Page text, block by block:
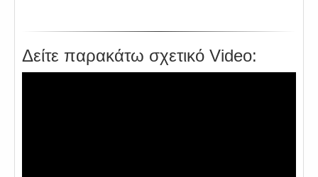
Δείτε παρακάτω σχετικό Video: